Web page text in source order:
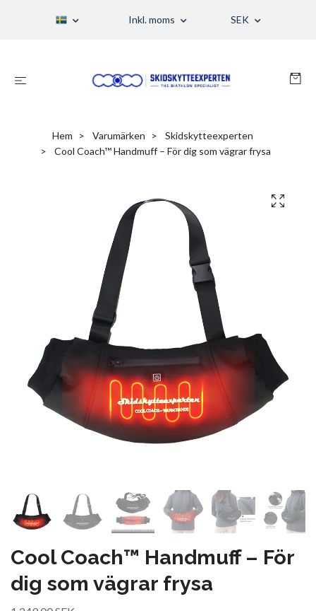
Inkl. moms SEK
Hem Varumärken
Skidskytteexperten
Cool Coach™ Handmuff – För dig som vägrar frysa
Cool Coach™ Handmuff – För
dig som vägrar frysa